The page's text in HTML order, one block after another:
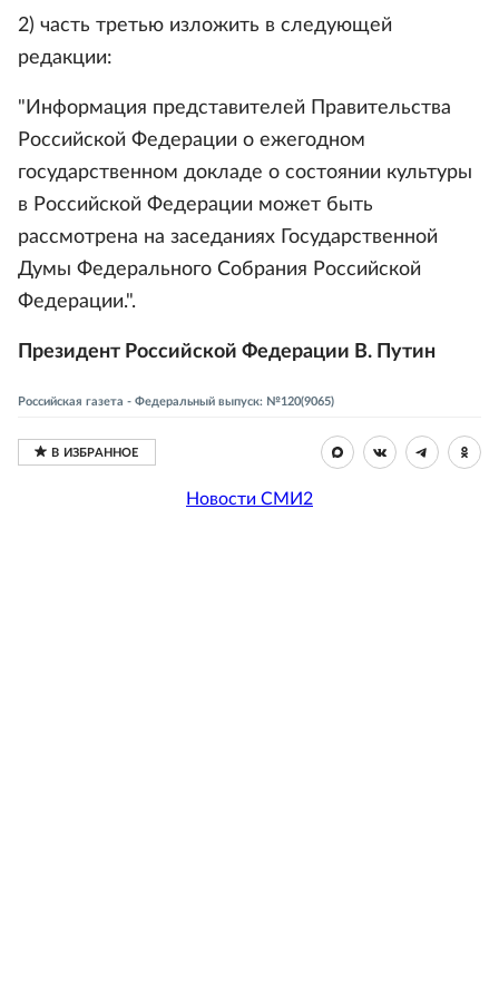
2) часть третью изложить в следующей
редакции:
"Информация представителей Правительства
Российской Федерации о ежегодном
государственном докладе о состоянии культуры
в Российской Федерации может быть
рассмотрена на заседаниях Государственной
Думы Федерального Собрания Российской
Федерации.".
Президент Российской Федерации В. Путин
Российская газета - Федеральный выпуск: №120(9065)
Новости СМИ2